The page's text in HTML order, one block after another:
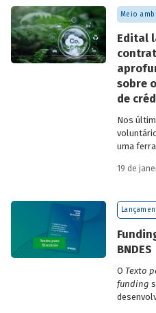
Meio
Edital
sobre
de
Nos
uma
de
19 de
BNDES
O Texto
funding